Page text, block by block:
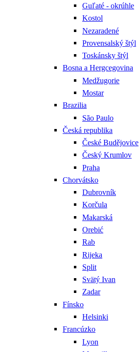
Guľaté - okrúhle
Kostol
Nezaradené
Provensalský štýl
Toskánsky štýl
Bosna a Hergcegovina
Medžugorie
Mostar
Brazilia
São Paulo
Česká republika
České Budějovice
Český Krumlov
Praha
Chorvátsko
Dubrovník
Korčula
Makarská
Orebić
Rab
Rijeka
Split
Svätý Ivan
Zadar
Fínsko
Helsinki
Francúzko
Lyon